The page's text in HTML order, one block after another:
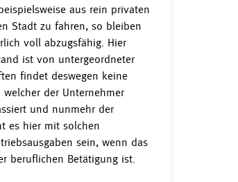
aus rein privaten
Stadt zu fahren, so bleiben
voll abzugsfähig. Hier
ist von untergeordneter
findet deswegen keine
der Unternehmer
und nunmehr der
es hier mit solchen
sein, wenn das
beruflichen Betätigung ist.